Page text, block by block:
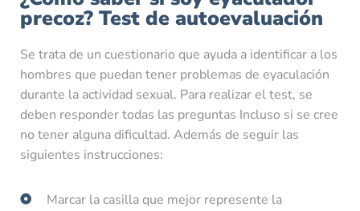
precoz? Test de autoevaluación
Se trata de un cuestionario que ayuda a identificar a los
hombres que puedan tener problemas de eyaculación
durante la actividad sexual. Para realizar el test, se
deben responder todas las preguntas Incluso si se cree
no tener alguna dificultad. Además de seguir las
siguientes instrucciones:
Marcar la casilla que mejor represente la